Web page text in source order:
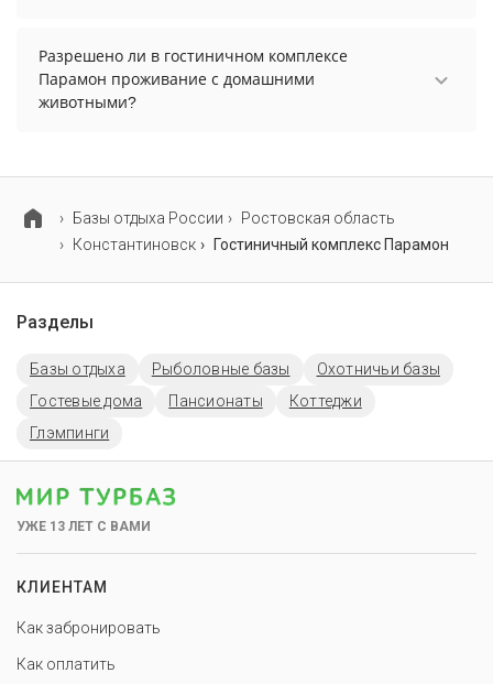
парковка, уточните информацию перед
бронированием у менеджера, возможно, услуга
оплачивается отдельно.
Разрешено ли в гостиничном комплексе
Парамон проживание с домашними
животными?
Базы отдыха России
Ростовская область
Константиновск
Гостиничный комплекс Парамон
Разделы
Базы отдыха Рыболовные базы
Охотничьи базы
Гостевые дома
Пансионаты
Коттеджи
Глэмпинги
УЖЕ 13 ЛЕТ С ВАМИ
КЛИЕНТАМ
Как забронировать
Как оплатить